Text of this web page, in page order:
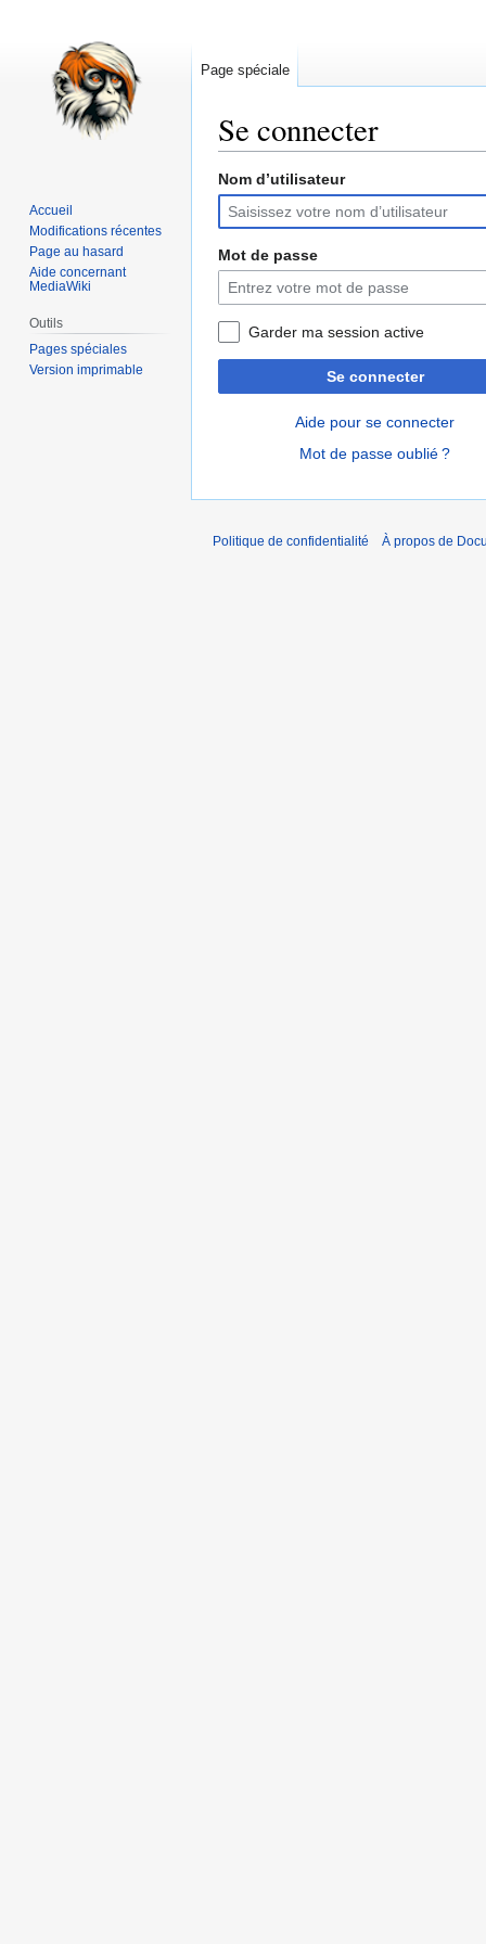
Se connecter
Aller
la
navigation
Aller
la
recherche
Nom d’utilisateur
Mot de passe
Garder ma session active
Se connecter
Aide pour se connecter
Mot de passe oublié ?
Page spéciale
Accueil
Modifications récentes
Page au hasard
Aide concernant
MediaWiki
Outils
Pages spéciales
Version imprimable
Politique de confidentialité À propos de